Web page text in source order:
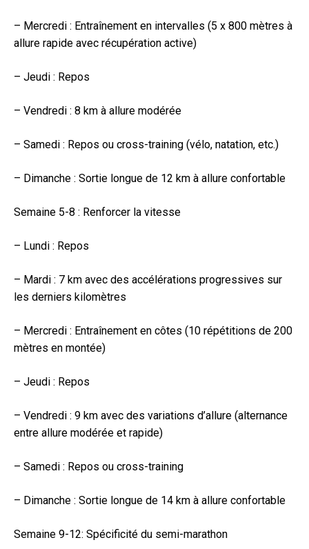
– Mercredi : Entraînement en intervalles (5 x 800 mètres à
allure rapide avec récupération active)
– Jeudi : Repos
– Vendredi : 8 km à allure modérée
– Samedi : Repos ou cross-training (vélo, natation, etc.)
– Dimanche : Sortie longue de 12 km à allure confortable
Semaine 5-8 : Renforcer la vitesse
– Lundi : Repos
– Mardi : 7 km avec des accélérations progressives sur
les derniers kilomètres
– Mercredi : Entraînement en côtes (10 répétitions de 200
mètres en montée)
– Jeudi : Repos
– Vendredi : 9 km avec des variations d’allure (alternance
entre allure modérée et rapide)
– Samedi : Repos ou cross-training
– Dimanche : Sortie longue de 14 km à allure confortable
Semaine 9-12: Spécificité du semi-marathon